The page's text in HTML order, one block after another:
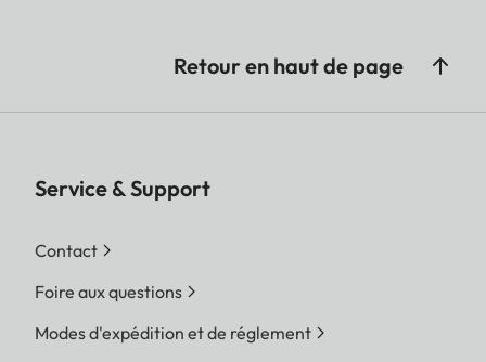
Retour en haut de page
Service & Support
Contact
Foire aux questions
Modes d'expédition et de réglement